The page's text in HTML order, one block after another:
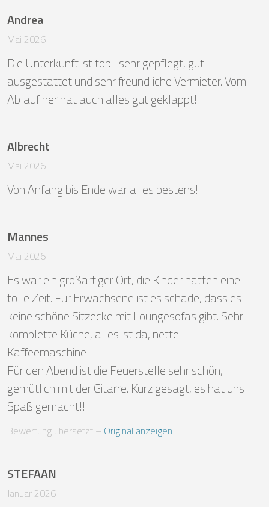
Andrea
Mai 2026
Die Unterkunft ist top- sehr gepflegt, gut
ausgestattet und sehr freundliche Vermieter. Vom
Ablauf her hat auch alles gut geklappt!
Albrecht
Mai 2026
Von Anfang bis Ende war alles bestens!
Mannes
Mai 2026
Es war ein großartiger Ort, die Kinder hatten eine
tolle Zeit. Für Erwachsene ist es schade, dass es
keine schöne Sitzecke mit Loungesofas gibt. Sehr
komplette Küche, alles ist da, nette
Kaffeemaschine!
Für den Abend ist die Feuerstelle sehr schön,
gemütlich mit der Gitarre. Kurz gesagt, es hat uns
Spaß gemacht!!
Bewertung übersetzt – Original anzeigen
STEFAAN
Januar 2026